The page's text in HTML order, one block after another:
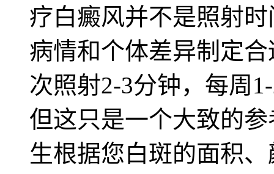
疗白癜风并不是照射
病情和个体差异制定
次照射2-3分钟，每周
但这只是一个大致的
生根据您白斑的面积